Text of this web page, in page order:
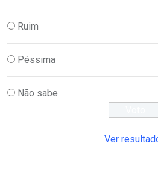
Ruim
Péssima
Não sabe
Ver